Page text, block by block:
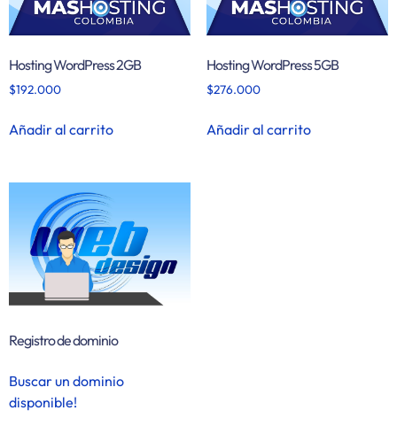
Hosting WordPress 2GB
$192.000
Añadir al carrito
Hosting WordPress 5GB
$276.000
Añadir al carrito
Registro de dominio
Buscar un dominio
disponible!